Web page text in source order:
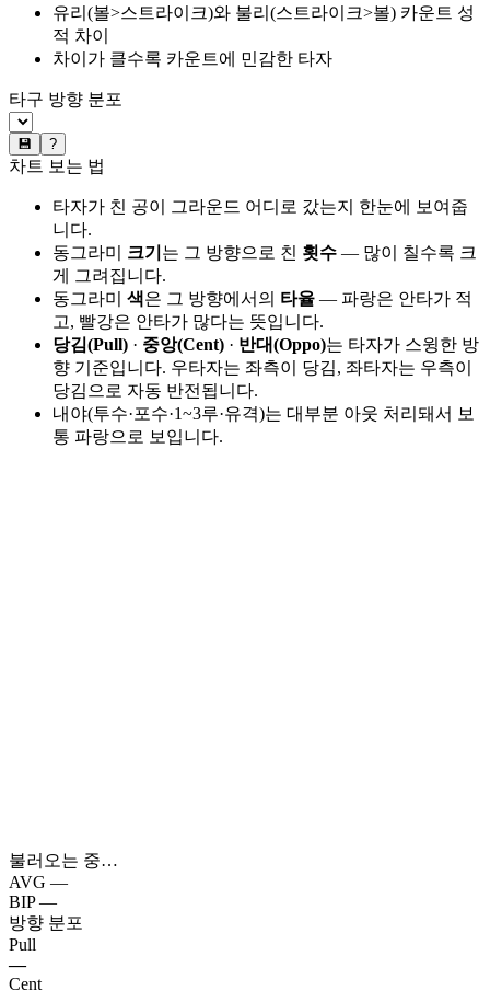
유리(볼>스트라이크)와 불리(스트라이크>볼) 카운트 성
적 차이
차이가 클수록 카운트에 민감한 타자
타구 방향 분포
💾 ?
차트 보는 법
타자가 친 공이 그라운드 어디로 갔는지 한눈에 보여줍
니다.
동그라미 크기 는 그 방향으로 친 횟수 — 많이 칠수록 크
게 그려집니다.
동그라미 색은 그 방향에서의 타율 — 파랑은 안타가 적
고, 빨강은 안타가 많다는 뜻입니다.
당김(Pull) · 중앙(Cent) · 반대(Oppo)는 타자가 스윙한 방
향 기준입니다. 우타자는 좌측이 당김, 좌타자는 우측이
당김으로 자동 반전됩니다.
내야(투수·포수·1~3루·유격)는 대부분 아웃 처리돼서 보
통 파랑으로 보입니다.
불러오는 중…
AVG —
BIP —
방향 분포
Pull
—
Cent